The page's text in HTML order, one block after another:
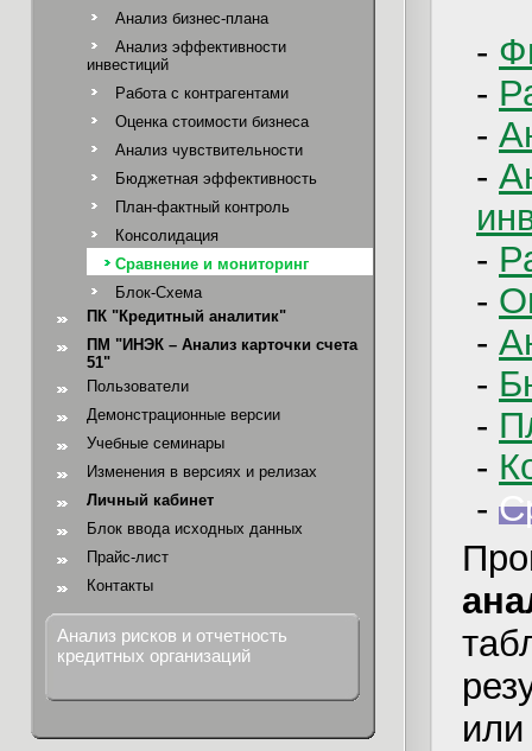
Анализ бизнес-плана
Анализ эффективности
инвестиций
Работа с контрагентами
Оценка стоимости бизнеса
Анализ чувствительности
Бюджетная эффективность
План-фактный контроль
Консолидация
Сравнение и мониторинг
Блок-Схема
ПК "Кредитный аналитик"
ПМ "ИНЭК – Анализ карточки счета
51"
Пользователи
Демонстрационные версии
Учебные семинары
Изменения в версиях и релизах
Личный кабинет
Блок ввода исходных данных
Прайс-лист
Контакты
Анализ рисков и отчетность
кредитных организаций
-
-
-
-
-
-
-
-
-
-
-